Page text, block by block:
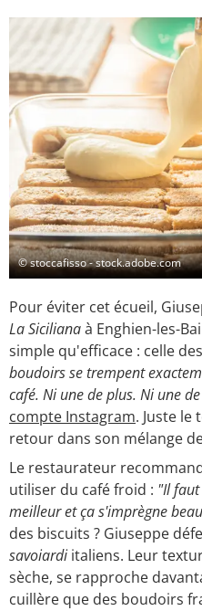
© stoccafisso - stock.adobe.com
Pour éviter cet écueil,
La Sicilianaà Enghien-les-
simple qu'efficace : celle
boudoirs se trempent
café. Ni une de plus. Ni une
compte Instagram. Juste
retour dans son mélange
Le restaurateur
utiliser du café froid : "Il faut
meilleur et ça s'imprègne
des biscuits ? Giuseppe
savoiardi italiens. Leur
sèche, se rapproche
cuillère que des boudoirs